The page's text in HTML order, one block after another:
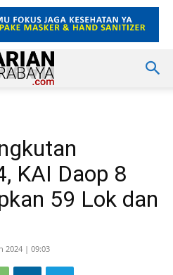
KAI Daop 8
59 Lok dan
2024 | 09:03